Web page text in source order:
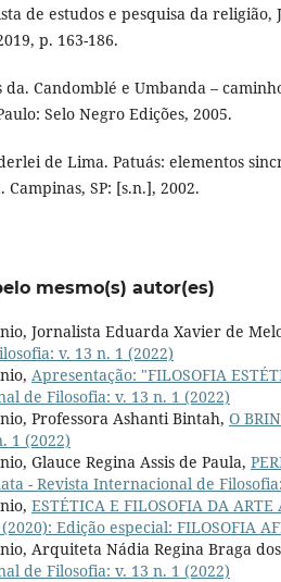
de estudos e pesquisa da religião,
p. 163-186.
da. Candomblé e Umbanda –
Selo Negro Edições, 2005.
de Lima. Patuás: elementos
SP: [s.n.], 2002.
mesmo(s) autor(es)
Jornalista Eduarda Xavier de
v. 13 n. 1 (2022)
Apresentação: "FILOSOFIA
de Filosofia: v. 13 n. 1 (2022)
Professora Ashanti Bintah, O
1 (2022)
Glauce Regina Assis de Paula,
- Revista Internacional de
ESTÉTICA E FILOSOFIA DA ARTE
Edição especial: FILOSOFIA
Arquiteta Nádia Regina Braga
de Filosofia: v. 13 n. 1 (2022)